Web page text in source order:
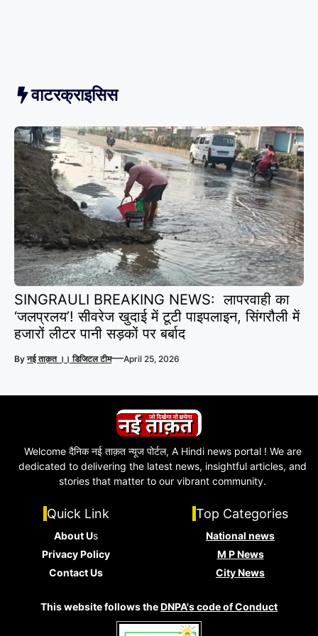
वाटरक्राइसिस
SINGRAULI BREAKING NEWS: लापरवाही का
‘जलप्रलय’! सीवरेज खुदाई में टूटी पाइपलाइन, सिंगरौली में
हजारों लीटर पानी सड़कों पर बर्बाद
Byनई ताक़त ।। डिजिटल टीम—April 25, 2026
Welcome दैनिक नई ताक़त न्यूज पोर्टल, A Hindi news portal ! We are
dedicated to delivering the latest news, insightful articles, and
stories that matter to our vibrant community.
Quick Link
About Us
Privacy Policy
Contact Us
Top Categories
National news
M P News
City News
This website follows theDNPA's code of Conduct